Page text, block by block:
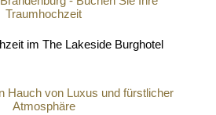
im The Lakeside Burghotel